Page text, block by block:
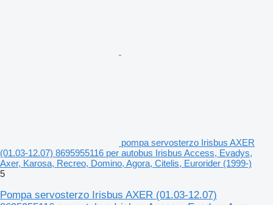
pompa servosterzo Irisbus AXER
(01.03-12.07) 8695955116 per autobus Irisbus Access, Evadys,
Axer, Karosa, Recreo, Domino, Agora, Citelis, Eurorider (1999-)
5
Pompa servosterzo Irisbus AXER (01.03-12.07)